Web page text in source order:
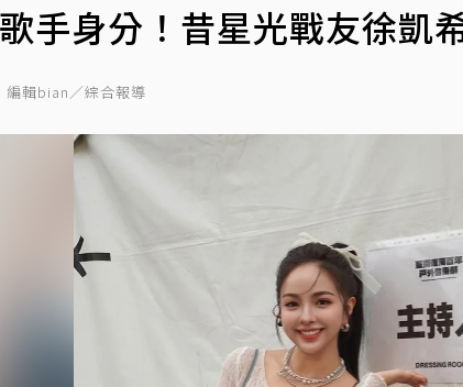
手身分！昔星光戰友徐凱
編輯bian／綜合報導